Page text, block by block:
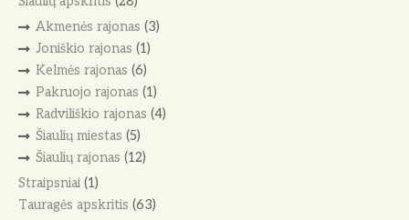
Akmenės rajonas (3)
Joniškio rajonas (1)
Kelmės rajonas (6)
Pakruojo rajonas (1)
Radviliškio rajonas (4)
Šiaulių miestas (5)
Šiaulių rajonas (12)
Straipsniai (1)
Tauragės apskritis (63)